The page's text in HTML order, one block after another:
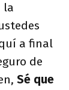
la
a final
de
Sé que